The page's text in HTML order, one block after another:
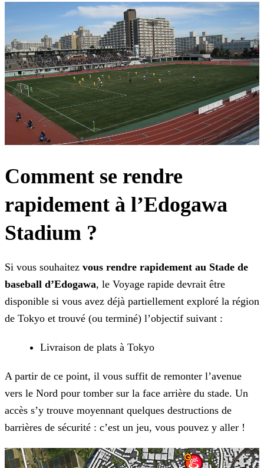
Comment se rendre
rapidement à l’Edogawa
Stadium ?
Si vous souhaitez vous rendre rapidement au Stade de
baseball d’Edogawa, le Voyage rapide devrait être
disponible si vous avez déjà partiellement exploré la région
de Tokyo et trouvé (ou terminé) l’objectif suivant :
Livraison de plats à Tokyo
A partir de ce point, il vous suffit de remonter l’avenue
vers le Nord pour tomber sur la face arrière du stade. Un
accès s’y trouve moyennant quelques destructions de
barrières de sécurité : c’est un jeu, vous pouvez y aller !